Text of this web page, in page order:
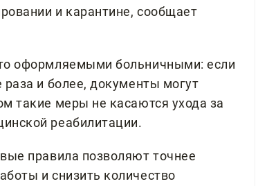
и карантине, сообщает
оформляемыми больничными: если
и более, документы могут
такие меры не касаются ухода за
реабилитации.
правила позволяют точнее
и снизить количество